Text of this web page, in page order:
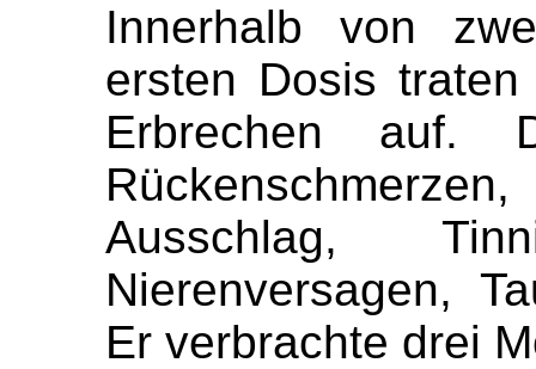
Innerhalb von
ersten Dosis
Erbrechen auf.
Ausschlag,
Nierenversagen,
Er verbrachte drei